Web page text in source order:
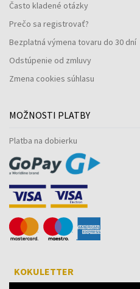
Často kladené otázky
Prečo sa registrovať?
Bezplatná výmena tovaru do 30 dní
Odstúpenie od zmluvy
Zmena cookies súhlasu
MOŽNOSTI PLATBY
Platba na dobierku
KOKULETTER